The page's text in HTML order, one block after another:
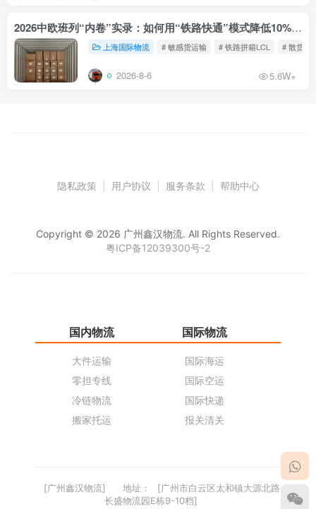
2026中欧班列“内卷”实录：如何用“铁路快通”模式降低10%物流成本？
上海国际物流 # 敏感货运输 # 铁路拼箱LCL # 散货铁
2026-8-6 5.6W+
隐私政策 用户协议 服务条款 帮助中心
Copyright © 2026 广州鑫汉物流. All Rights Reserved.
粤ICP备12039300号-2
国内物流
大件运输
零担专线
冷链物流
搬家托运
国际物流
国际海运
国际空运
国际快递
报关清关
[广州鑫汉物流] 地址：
[广州市白云区太和镇大源北路
长盛物流园E栋9-10档]